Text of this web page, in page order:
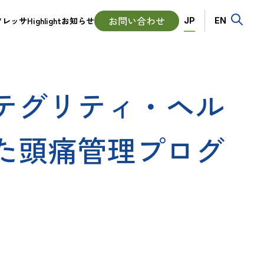
レッサHighlightお知らせ お問い合わせ Language
JP EN
グリティ・ヘル
頭痛管理プログ